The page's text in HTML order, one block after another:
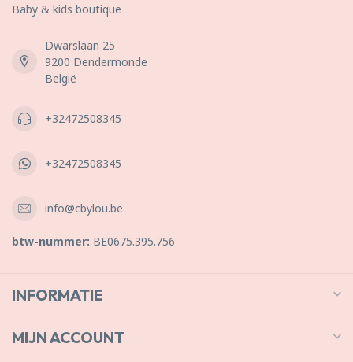
Baby & kids boutique
Dwarslaan 25
9200 Dendermonde
België
+32472508345
+32472508345
info@cbylou.be
btw-nummer: BE0675.395.756
INFORMATIE
MIJN ACCOUNT